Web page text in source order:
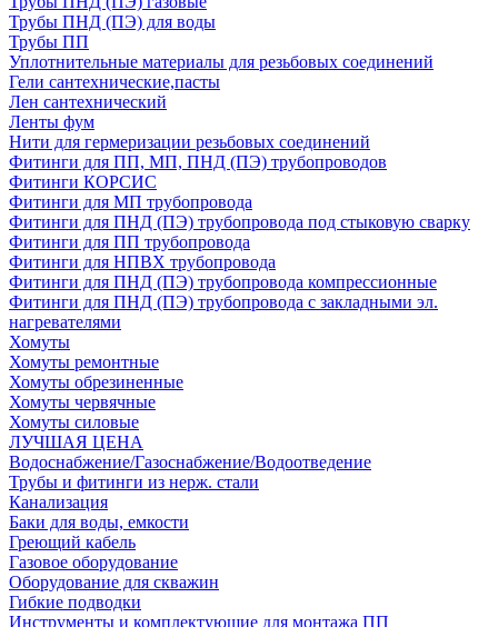
Трубы ПНД (ПЭ) для воды
Трубы ПП
Уплотнительные материалы для резьбовых соединений
Гели сантехнические,пасты
Лен сантехнический
Ленты фум
Нити для гермеризации резьбовых соединений
Фитинги для ПП, МП, ПНД (ПЭ) трубопроводов
Фитинги КОРСИС
Фитинги для МП трубопровода
Фитинги для ПНД (ПЭ) трубопровода под стыковую сварку
Фитинги для ПП трубопровода
Фитинги для НПВХ трубопровода
Фитинги для ПНД (ПЭ) трубопровода компрессионные
Фитинги для ПНД (ПЭ) трубопровода с закладными эл.
нагревателями
Хомуты
Хомуты ремонтные
Хомуты обрезиненные
Хомуты червячные
Хомуты силовые
ЛУЧШАЯ ЦЕНА
Водоснабжение/Газоснабжение/Водоотведение
Трубы и фитинги из нерж. стали
Канализация
Баки для воды, емкости
Греющий кабель
Газовое оборудование
Оборудование для скважин
Гибкие подводки
Инструменты и комплектующие для монтажа ПП